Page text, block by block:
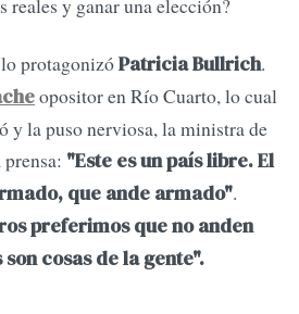
reales y ganar una elección?
protagonizóPatricia Bullrich.
opositor en Río Cuarto, lo cual
y la puso nerviosa, la ministra de
"Este es un país libre. El
que ande armado".
preferimos que no anden
cosas de la gente".